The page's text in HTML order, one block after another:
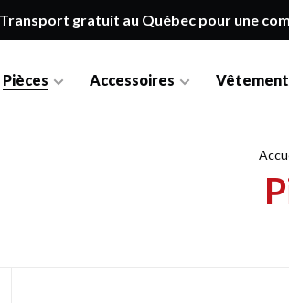
Transport gratuit au Québec pour une
Pièces Accessoires